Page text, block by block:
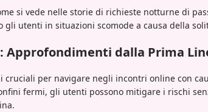
si vede nelle storie di richieste notturne di
utenti in situazioni scomode a causa della
Approfondimenti dalla Prima
per navigare negli incontri online con
fermi, gli utenti possono mitigare i rischi